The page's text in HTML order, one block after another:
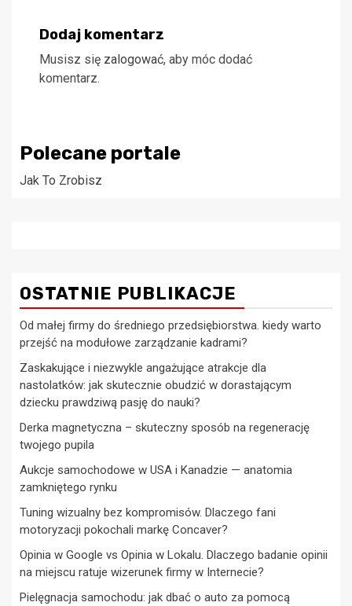
Dodaj komentarz
Musisz się zalogować, aby móc dodać
komentarz.
Polecane portale
Jak To Zrobisz
OSTATNIE PUBLIKACJE
Od małej firmy do średniego przedsiębiorstwa. kiedy warto
przejść na modułowe zarządzanie kadrami?
Zaskakujące i niezwykle angażujące atrakcje dla
nastolatków: jak skutecznie obudzić w dorastającym
dziecku prawdziwą pasję do nauki?
Derka magnetyczna – skuteczny sposób na regenerację
twojego pupila
Aukcje samochodowe w USA i Kanadzie — anatomia
zamkniętego rynku
Tuning wizualny bez kompromisów. Dlaczego fani
motoryzacji pokochali markę Concaver?
Opinia w Google vs Opinia w Lokalu. Dlaczego badanie opinii
na miejscu ratuje wizerunek firmy w Internecie?
Pielęgnacja samochodu: jak dbać o auto za pomocą